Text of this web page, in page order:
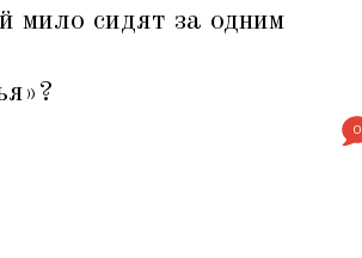
мило сидят за одним
0